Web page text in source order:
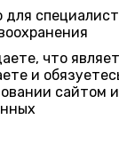
что
и
сайтом и